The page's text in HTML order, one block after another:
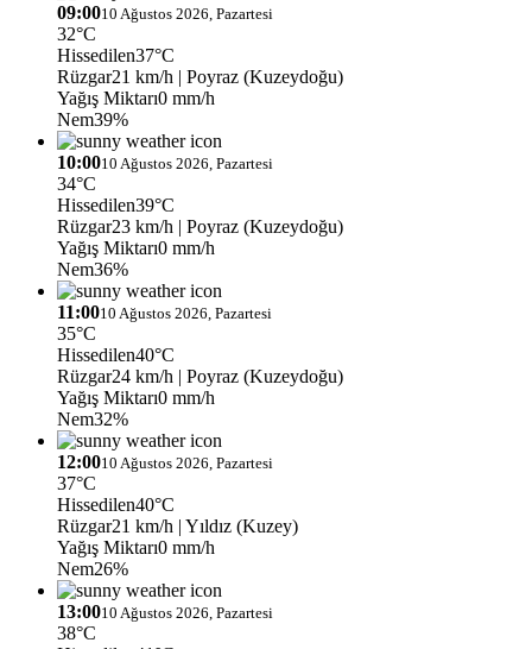
09:0010 Ağustos 2026, Pazartesi
32°C
Hissedilen37°C
Rüzgar21 km/h | Poyraz (Kuzeydoğu)
Yağış Miktarı0 mm/h
Nem39%
10:0010 Ağustos 2026, Pazartesi
34°C
Hissedilen39°C
Rüzgar23 km/h | Poyraz (Kuzeydoğu)
Yağış Miktarı0 mm/h
Nem36%
11:0010 Ağustos 2026, Pazartesi
35°C
Hissedilen40°C
Rüzgar24 km/h | Poyraz (Kuzeydoğu)
Yağış Miktarı0 mm/h
Nem32%
12:0010 Ağustos 2026, Pazartesi
37°C
Hissedilen40°C
Rüzgar21 km/h | Yıldız (Kuzey)
Yağış Miktarı0 mm/h
Nem26%
13:0010 Ağustos 2026, Pazartesi
38°C